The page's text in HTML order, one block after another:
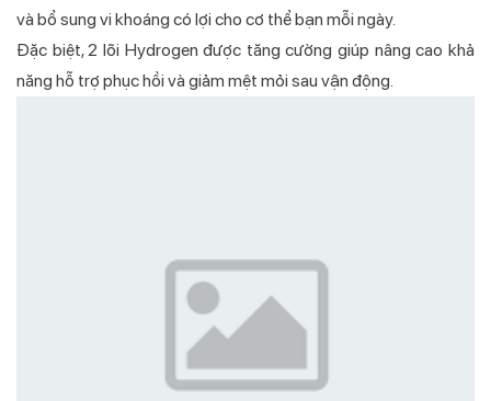
và bổ sung vi khoáng có lợi cho cơ thể bạn mỗi ngày.
Đặc biệt, 2 lõi Hydrogen được tăng cường giúp nâng cao khả
năng hỗ trợ phục hồi và giảm mệt mỏi sau vận động.